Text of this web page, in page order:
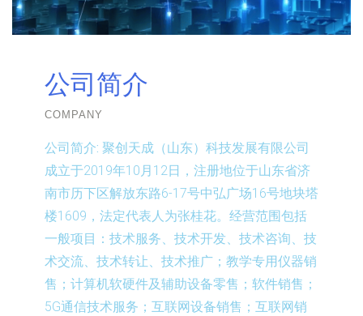
公司简介
COMPANY
公司简介: 聚创天成（山东）科技发展有限公司
成立于2019年10月12日，注册地位于山东省济
南市历下区解放东路6-17号中弘广场16号地块塔
楼1609，法定代表人为张桂花。经营范围包括
一般项目：技术服务、技术开发、技术咨询、技
术交流、技术转让、技术推广；教学专用仪器销
售；计算机软硬件及辅助设备零售；软件销售；
5G通信技术服务；互联网设备销售；互联网销